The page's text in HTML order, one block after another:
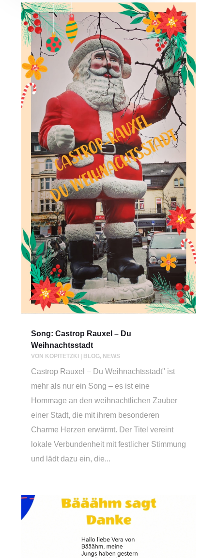
Song: Castrop Rauxel – Du
Weihnachtsstadt
VON KOPITETZKI BLOG, NEWS
Castrop Rauxel – Du Weihnachtsstadt" ist
mehr als nur ein Song – es ist eine
Hommage an den weihnachtlichen Zauber
einer Stadt, die mit ihrem besonderen
Charme Herzen erwärmt. Der Titel vereint
lokale Verbundenheit mit festlicher Stimmung
und lädt dazu ein, die...